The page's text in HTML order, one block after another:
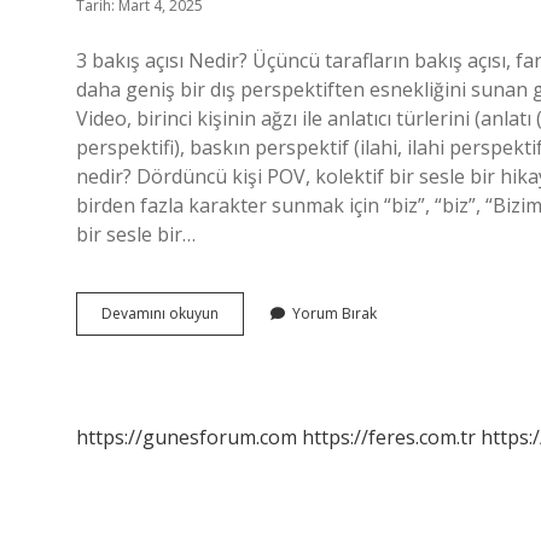
Tarih: Mart 4, 2025
3 bakış açısı Nedir? Üçüncü tarafların bakış
daha geniş bir dış perspektiften esnekliğini sunan
Video, birinci kişinin ağzı ile anlatıcı türlerini
perspektifi), baskın perspektif (ilahi, ilahi
nedir? Dördüncü kişi POV, kolektif bir sesle bir
birden fazla karakter sunmak için “biz”, “biz”,
bir sesle bir…
Devamını okuyun
Bakış
Yorum Bırak
https://gunesforum.com https://feres.com.tr